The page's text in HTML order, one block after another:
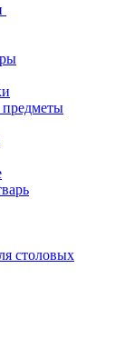
столовых